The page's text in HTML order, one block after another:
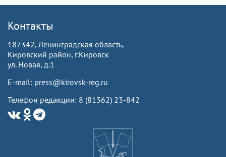
Контакты
187342, Ленинградская область,
Кировский район, г.Кировск
ул. Новая, д.1
E-mail: press@kirovsk-reg.ru
Телефон редакции: 8 (81362) 23-842